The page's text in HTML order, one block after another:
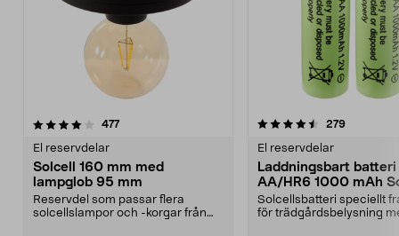
477recensioner
El reservdelar
Solcell 160 mm med
lampglob 95 mm
Reservdel som passar flera
solcellslampor och -korgar från
4.5 av 5 stjärnor 279
El reservdelar
Laddningsbart batteri
AA/HR6 1000 mAh
pack
Solcellsbatteri speciellt
för trädgårdsbelysning
4.5 av 5 stjärnor